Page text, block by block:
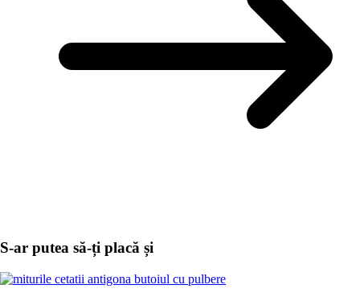
S-ar putea să-ți placă și